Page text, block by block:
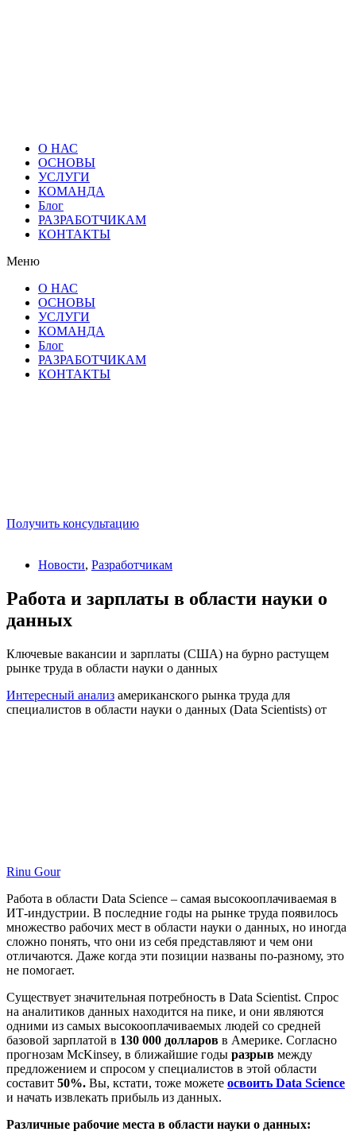
О НАС
ОСНОВЫ
УСЛУГИ
КОМАНДА
Блог
РАЗРАБОТЧИКАМ
КОНТАКТЫ
Меню
О НАС
ОСНОВЫ
УСЛУГИ
КОМАНДА
Блог
РАЗРАБОТЧИКАМ
КОНТАКТЫ
Получить консультацию
Новости, Разработчикам
Работа и зарплаты в области науки о
данных
Ключевые вакансии и зарплаты (США) на бурно растущем
рынке труда в области науки о данных
Интересный анализ американского рынка труда для
специалистов в области науки о данных (Data Scientists) от
Rinu Gour
Работа в области Data Science – самая высокооплачиваемая в
ИТ-индустрии. В последние годы на рынке труда появилось
множество рабочих мест в области науки о данных, но иногда
сложно понять, что они из себя представляют и чем они
отличаются. Даже когда эти позиции названы по-разному, это
не помогает.
Существует значительная потребность в Data Scientist. Спрос
на аналитиков данных находится на пике, и они являются
одними из самых высокооплачиваемых людей со средней
базовой зарплатой в 130 000 долларов в Америке. Согласно
прогнозам McKinsey, в ближайшие годы разрыв между
предложением и спросом у специалистов в этой области
составит 50%. Вы, кстати, тоже можете освоить Data Science
и начать извлекать прибыль из данных.
Различные рабочие места в области науки о данных: